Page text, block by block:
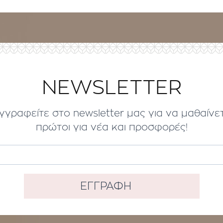
NEWSLETTER
στο newsletter μας για να
πρώτοι για νέα και προσφορές!
ΕΓΓΡΑΦΗ